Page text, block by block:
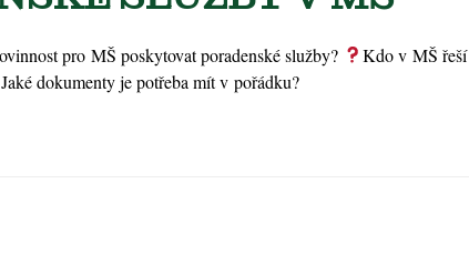
pro MŠ poskytovat poradenské služby?
Kdo v MŠ řeší
Jaké dokumenty je potřeba mít v pořádku?